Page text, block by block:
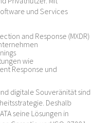
und Services
and Response (MXDR)
wie
Response und
digitale Souveränität sind
Deshalb
seine Lösungen in